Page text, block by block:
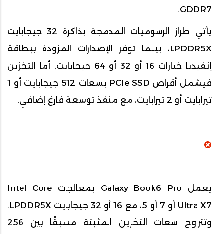
GDDR7.
يأتي طراز الرسوميات المدمجة بذاكرة 32 جيجابايت
LPDDR5X، بينما توفر الإصدارات المزودة ببطاقة
إنفيديا خيارات 16 أو 32 أو 64 جيجابايت. أما التخزين
فيشمل أقراص PCIe SSD بسعات 512 جيجابايت أو 1
تيرابايت أو 2 تيرابايت، مع منفذ توسعة فارغ إضافي.
يعمل Galaxy Book6 Pro بمعالجات Intel Core
Ultra X7 أو 7 أو 5، مع 16 أو 32 جيجابايت LPDDR5X.
وتتراوح سعات التخزين المثبتة مسبقًا بين 256